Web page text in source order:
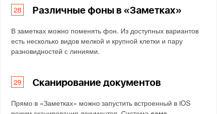
Различные фоны в «Заметках»
В заметках можно поменять фон. Из доступных вариантов
есть несколько видов мелкой и крупной клетки и пару
разновидностей с линиями.
Сканирование документов
Прямо в «Заметках» можно запустить встроенный в iOS